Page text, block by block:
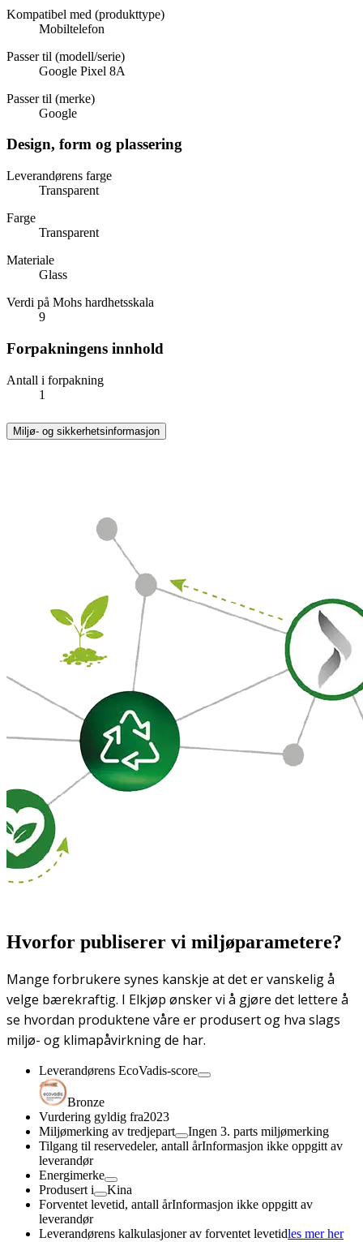
Kompatibel med (produkttype)
Mobiltelefon
Passer til (modell/serie)
Google Pixel 8A
Passer til (merke)
Google
Design, form og plassering
Leverandørens farge
Transparent
Farge
Transparent
Materiale
Glass
Verdi på Mohs hardhetsskala
9
Forpakningens innhold
Antall i forpakning
1
Miljø- og sikkerhetsinformasjon
Hvorfor publiserer vi miljøparametere?
Mange forbrukere synes kanskje at det er vanskelig å
velge bærekraftig. I Elkjøp ønsker vi å gjøre det lettere å
se hvordan produktene våre er produsert og hva slags
miljø- og klimapåvirkning de har.
Leverandørens EcoVadis-score
Bronze
Vurdering gyldig fra2023
Miljømerking av tredjepart
Ingen 3. parts miljømerking
Tilgang til reservedeler, antall årInformasjon ikke oppgitt av
leverandør
Energimerke
Produsert i
Kina
Forventet levetid, antall årInformasjon ikke oppgitt av
leverandør
Leverandørens kalkulasjoner av forventet levetidles mer her